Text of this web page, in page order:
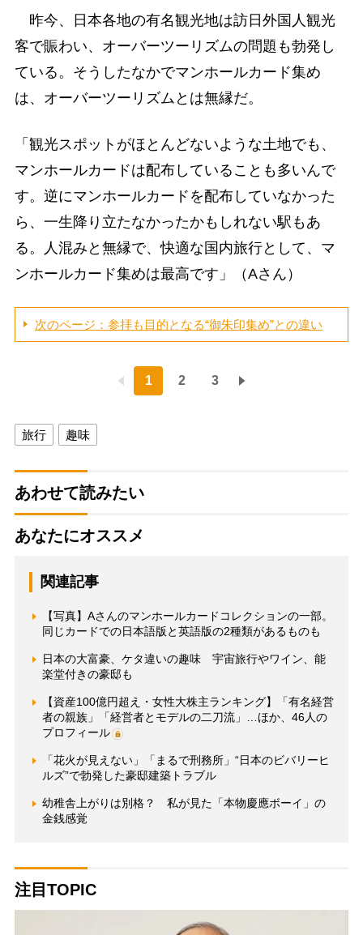
昨今、日本各地の有名観光地は訪日外国人観光
客で賑わい、オーバーツーリズムの問題も勃発し
ている。そうしたなかでマンホールカード集め
は、オーバーツーリズムとは無縁だ。
「観光スポットがほとんどないような土地でも、
マンホールカードは配布していることも多いんで
す。逆にマンホールカードを配布していなかった
ら、一生降り立たなかったかもしれない駅もあ
る。人混みと無縁で、快適な国内旅行として、マ
ンホールカード集めは最高です」（Aさん）
次のページ：参拝も目的となる“御朱印集め”との違い
1 2 3
旅行 趣味
あわせて読みたい
あなたにオススメ
関連記事
【写真】Aさんのマンホールカードコレクションの一部。
同じカードでの日本語版と英語版の2種類があるものも
日本の大富豪、ケタ違いの趣味 宇宙旅行やワイン、能
楽堂付きの豪邸も
【資産100億円超え・女性大株主ランキング】「有名経営
者の親族」「経営者とモデルの二刀流」…ほか、46人の
プロフィール
「花火が見えない」「まるで刑務所」“日本のビバリーヒ
ルズ”で勃発した豪邸建築トラブル
幼稚舎上がりは別格？ 私が見た「本物慶應ボーイ」の
金銭感覚
注目TOPIC